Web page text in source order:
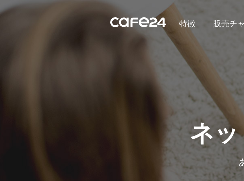
Navigation
内容を見る
特徴 販売チ
ネ